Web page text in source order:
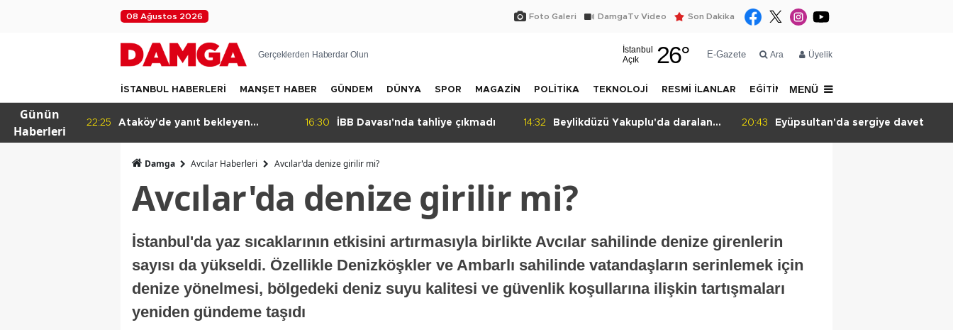
08 Ağustos 2026 Foto Galeri DamgaTv Video Son Dakika
Gerçeklerden Haberdar Olun
İstanbul
Açık
26° E-Gazete Ara Üyelik
İSTANBUL HABERLERİ MANŞET HABER GÜNDEM DÜNYA SPOR MAGAZİN POLİTİKA TEKNOLOJİ RESMİ İLANLAR EĞİTİM YAZARLAR
MENÜ
Günün
Haberleri
22:25
Ataköy'de yanıt bekleyen
16:30 İBB Davası'nda tahliye çıkmadı 14:32
Beylikdüzü Yakuplu'da daralan
20:43 Eyüpsultan'da sergiye davet
Damga Avcılar Haberleri Avcılar'da denize girilir mi?
Avcılar'da denize girilir mi?
İstanbul'da yaz sıcaklarının etkisini artırmasıyla birlikte Avcılar sahilinde denize girenlerin
sayısı da yükseldi. Özellikle Denizköşkler ve Ambarlı sahilinde vatandaşların serinlemek için
denize yönelmesi, bölgedeki deniz suyu kalitesi ve güvenlik koşullarına ilişkin tartışmaları
yeniden gündeme taşıdı